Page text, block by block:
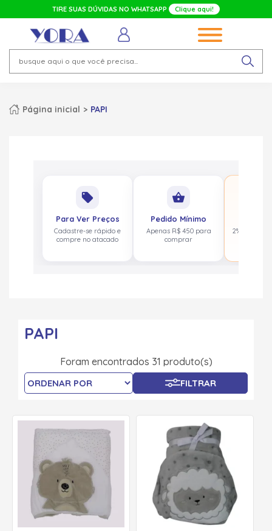
TIRE SUAS DÚVIDAS NO WHATSAPP Clique aqui!
Página inicial PAPI
local_offer
Para Ver Preços
Cadastre-se rápido e
compre no atacado
shopping_basket
Pedido Mínimo
Apenas R$ 450 para
comprar
2% de volta
PAPI
Foram encontrados 31 produto(s)
FILTRAR